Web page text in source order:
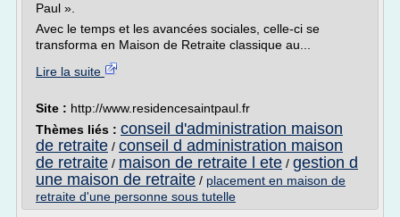
Paul ».
Avec le temps et les avancées sociales, celle-ci se
transforma en Maison de Retraite classique au...
Lire la suite
Site : http://www.residencesaintpaul.fr
Thèmes liés : conseil d'administration maison
de retraite / conseil d administration maison
de retraite / maison de retraite l ete / gestion d
une maison de retraite / placement en maison de
retraite d'une personne sous tutelle